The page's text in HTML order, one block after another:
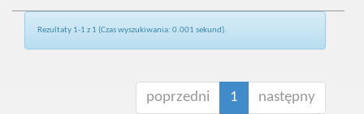
Rezultaty 1-1 z 1 (Czas wyszukiwania: 0.001 sekund).
poprzedni 1 następny